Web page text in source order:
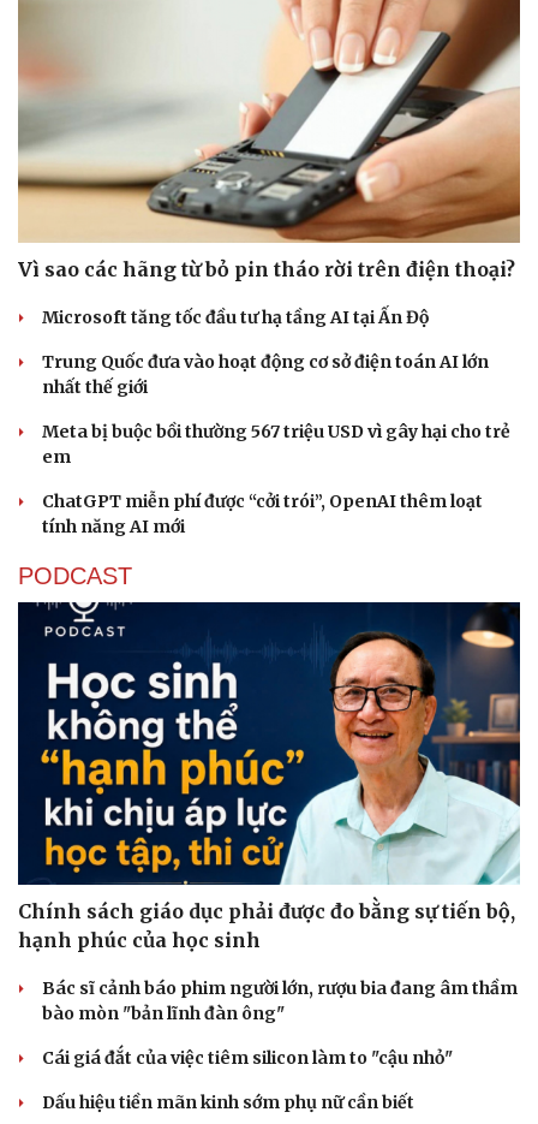
Sức khỏe
Dinh dưỡng - món ngon
Cây thuốc
Sản phụ khoa
Nam khoa
Làm đẹp - giảm cân
Ăn sạch sống khỏe
Đời sống
Nhà đẹp
Blog
Vì sao các hãng từ bỏ pin tháo rời trên điện thoại?
Microsoft tăng tốc đầu tư hạ tầng AI tại Ấn Độ
Trung Quốc đưa vào hoạt động cơ sở điện toán AI lớn
nhất thế giới
Meta bị buộc bồi thường 567 triệu USD vì gây hại cho trẻ
em
ChatGPT miễn phí được “cởi trói”, OpenAI thêm loạt
tính năng AI mới
PODCAST
Chính sách giáo dục phải được đo bằng sự tiến bộ,
hạnh phúc của học sinh
Bác sĩ cảnh báo phim người lớn, rượu bia đang âm thầm
bào mòn "bản lĩnh đàn ông"
Cái giá đắt của việc tiêm silicon làm to "cậu nhỏ"
Dấu hiệu tiền mãn kinh sớm phụ nữ cần biết